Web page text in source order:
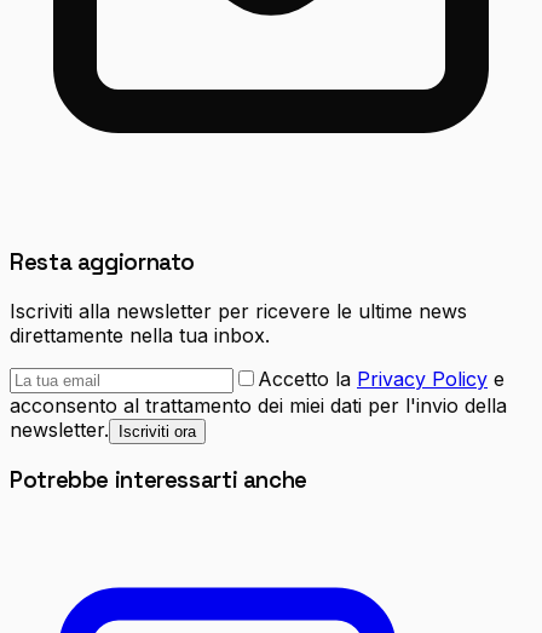
Resta aggiornato
Iscriviti alla newsletter per ricevere le ultime news
direttamente nella tua inbox.
Accetto la Privacy Policy e
acconsento al trattamento dei miei dati per l'invio della
newsletter.
Iscriviti ora
Potrebbe interessarti anche